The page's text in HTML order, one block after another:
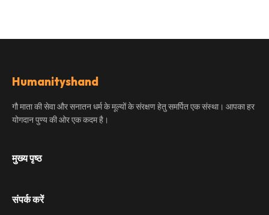
Humanityshand
गौ माता की सेवा और सनातन धर्म के मूल्यों के संरक्षण हेतु समर्पित एक संस्था। आपका हर
योगदान पुण्य की ओर एक कदम है।
मुख्य पृष्ठ
संपर्क करें